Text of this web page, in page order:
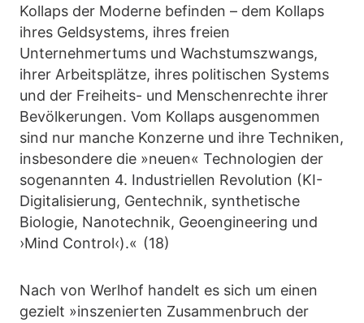
Kollaps der Moderne befinden – dem Kollaps
ihres Geldsystems, ihres freien
Unternehmertums und Wachstumszwangs,
ihrer Arbeitsplätze, ihres politischen Systems
und der Freiheits- und Menschenrechte ihrer
Bevölkerungen. Vom Kollaps ausgenommen
sind nur manche Konzerne und ihre Techniken,
insbesondere die »neuen« Technologien der
sogenannten 4. Industriellen Revolution (KI-
Digitalisierung, Gentechnik, synthetische
Biologie, Nanotechnik, Geoengineering und
›Mind Control‹).« (18)
Nach von Werlhof handelt es sich um einen
gezielt »inszenierten Zusammenbruch der